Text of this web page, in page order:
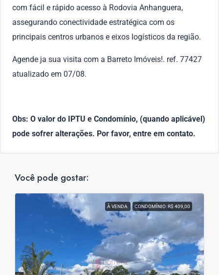
com fácil e rápido acesso à Rodovia Anhanguera,
assegurando conectividade estratégica com os
principais centros urbanos e eixos logísticos da região.
Agende ja sua visita com a Barreto Imóveis!. ref. 77427
atualizado em 07/08.
Obs: O valor do IPTU e Condomínio, (quando aplicável)
pode sofrer alterações. Por favor, entre em contato.
Você pode gostar:
À VENDA CONDOMÍNIO: R$ 409,00